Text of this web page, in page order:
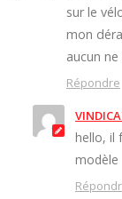
sur le
mon
aucun ne
Répondre
hello, il
modèle